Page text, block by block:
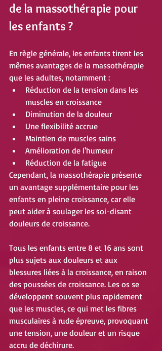
de la massothérapie pour
les enfants ?
En règle générale, les enfants tirent les
mêmes avantages de la massothérapie
que les adultes, notamment :
Réduction de la tension dans les
muscles en croissance
Diminution de la douleur
Une flexibilité accrue
Maintien de muscles sains
Amélioration de l'humeur
Réduction de la fatigue
Cependant, la massothérapie présente
un avantage supplémentaire pour les
enfants en pleine croissance, car elle
peut aider à soulager les soi-disant
douleurs de croissance.
Tous les enfants entre 8 et 16 ans sont
plus sujets aux douleurs et aux
blessures liées à la croissance, en raison
des poussées de croissance. Les os se
développent souvent plus rapidement
que les muscles, ce qui met les fibres
musculaires à rude épreuve, provoquant
une tension, une douleur et un risque
accru de déchirure.